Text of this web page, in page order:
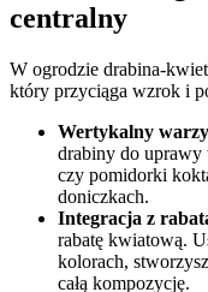
centralny
W ogrodzie drabina-
który przyciąga wzrok i
Wertykalny
drabiny do uprawy
czy pomidorki
doniczkach.
Integracja z
rabatę kwiatową.
kolorach,
całą kompozycję.